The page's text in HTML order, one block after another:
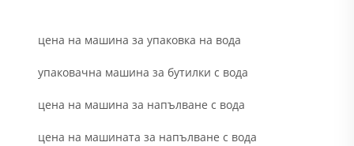
цена на машина за упаковка на вода
упаковачна машина за бутилки с вода
цена на машина за напълване с вода
цена на машината за напълване с вода